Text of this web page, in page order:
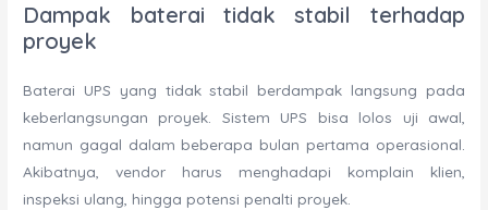
Dampak baterai tidak stabil terhadap
proyek
Baterai UPS yang tidak stabil berdampak langsung pada
keberlangsungan proyek. Sistem UPS bisa lolos uji awal,
namun gagal dalam beberapa bulan pertama operasional.
Akibatnya, vendor harus menghadapi komplain klien,
inspeksi ulang, hingga potensi penalti proyek.